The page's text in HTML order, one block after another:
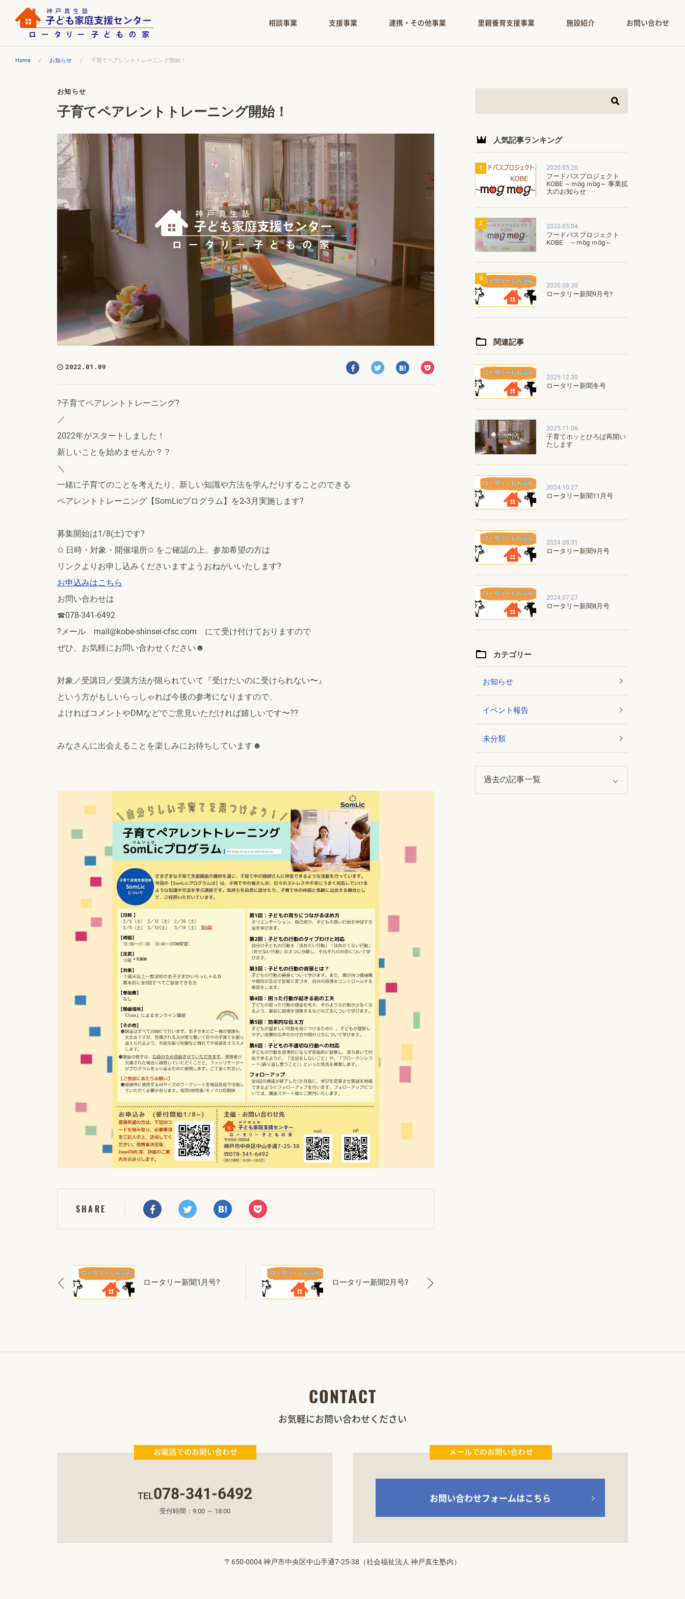
相談事業 支援事業 連携・その他事業 里親養育支援事業 施設紹介 お問い合わせ
Home お知らせ 子育てペアレントトレーニング開始！
お知らせ
子育てペアレントトレーニング開始！
2022.01.09
?子育てペアレントトレーニング?
／
2022年がスタートしました！
新しいことを始めませんか？？
＼
一緒に子育てのことを考えたり、新しい知識や方法を学んだりすることのできる
ペアレントトレーニング【SomLicプログラム】を2-3月実施します?
募集開始は1/8(土)です?
✩ 日時・対象・開催場所✩ をご確認の上、参加希望の方は
リンクよりお申し込みくださいますようおねがいいたします?
お申込みはこちら
お問い合わせは
☎078-341-6492
?メール mail@kobe-shinsei-cfsc.com にて受け付けておりますので
ぜひ、お気軽にお問い合わせください☻
対象／受講日／受講方法が限られていて『受けたいのに受けられない〜』
という方がもしいらっしゃれば今後の参考になりますので、
よければコメントやDMなどでご意見いただければ嬉しいです〜??
みなさんに出会えることを楽しみにお待ちしています☻
SHARE
ロータリー新聞1月号? ロータリー新聞2月号?
人気記事ランキング
1 2020.05.20
フードパスプロジェクト
KOBE ～ｍög ｍög～ 事業拡
大のお知らせ
2 2020.05.04
フードパスプロジェクト
KOBE ～ｍög ｍög～
3
2020.08.30
ロータリー新聞9月号?
関連記事
2025.12.30
ロータリー新聞冬号
2025.11.06
子育てホッとひろば再開い
たします
2024.10.27
ロータリー新聞11月号
2024.08.31
ロータリー新聞9月号
2024.07.27
ロータリー新聞8月号
カテゴリー
お知らせ
イベント報告
未分類
CONTACT
お気軽にお問い合わせください
お電話でのお問い合わせ
TEL078-341-6492
受付時間：9:00 ～ 18:00
メールでのお問い合わせ
お問い合わせフォームはこちら
〒650-0004 神戸市中央区中山手通7‐25‐38（社会福祉法人 神戸真生塾内）